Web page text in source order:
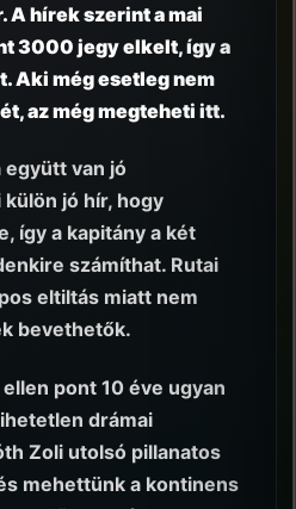
A hírek szerint a mai
3000 jegy elkelt, így a
Aki még esetleg nem
az mégmegteheti itt.
van jó
külön jó hír, hogy
így a kapitány a két
számíthat. Rutai
eltiltás miatt nem
bevethetők.
pont 10 éve ugyan
drámai
Zoli utolsó pillanatos
mehettünk a kontinens